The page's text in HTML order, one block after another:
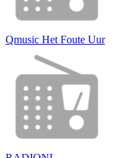
Qmusic Het Foute Uur